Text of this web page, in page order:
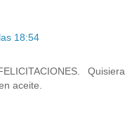
18:54
Quisiera
aceite.